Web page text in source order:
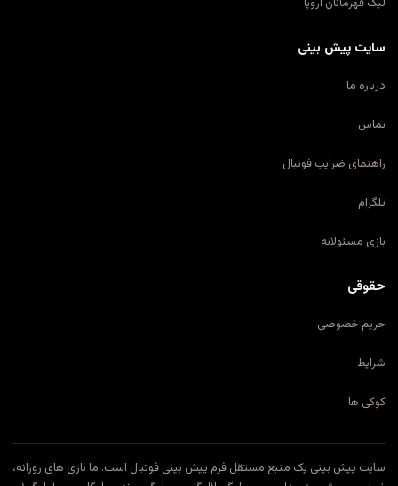
سایت پیش بینی
درباره ما
تماس
راهنمای ضرایب فوتبال
تلگرام
بازی مسئولانه
حقوقی
حریم خصوصی
شرایط
کوکی ها
سایت پیش بینی یک منبع مستقل فرم پیش بینی فوتبال است. ما بازی های روزانه،